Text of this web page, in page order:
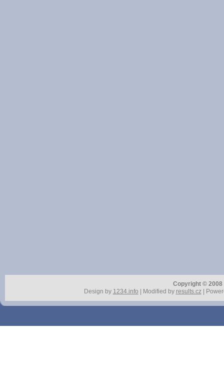
Copyright ©
Design by 1234.info | Modified by results.cz|